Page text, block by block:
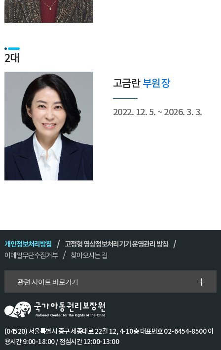
2대
고금란 부원장
2022. 12. 5. ~ 2026. 3. 3.
개인정보처리방침
고정형 영상정보처리기기 운영관리 방침
이메일무단수집거부
찾아오시는 길
관련 사이트 바로가기
(04520) 서울특별시 중구 세종대로 22길 12, 4-10층 대표번호 02-6454-8500 이
용시간 9:00-18:00 / 점심시간 12:00-13:00